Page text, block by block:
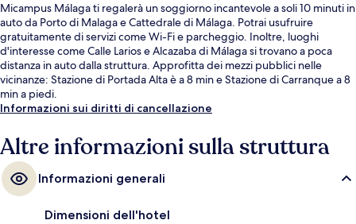
Micampus Málaga ti regalerà un soggiorno incantevole a soli 10 minuti in
auto da Porto di Malaga e Cattedrale di Málaga. Potrai usufruire
gratuitamente di servizi come Wi-Fi e parcheggio. Inoltre, luoghi
d'interesse come Calle Larios e Alcazaba di Málaga si trovano a poca
distanza in auto dalla struttura. Approfitta dei mezzi pubblici nelle
vicinanze: Stazione di Portada Alta è a 8 min e Stazione di Carranque a 8
min a piedi.
Informazioni sui diritti di cancellazione
Altre informazioni sulla struttura
Informazioni generali
Dimensioni dell'hotel